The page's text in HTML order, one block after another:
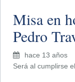
Misa en
Pedro
hace 13 años
Será al cumplirse